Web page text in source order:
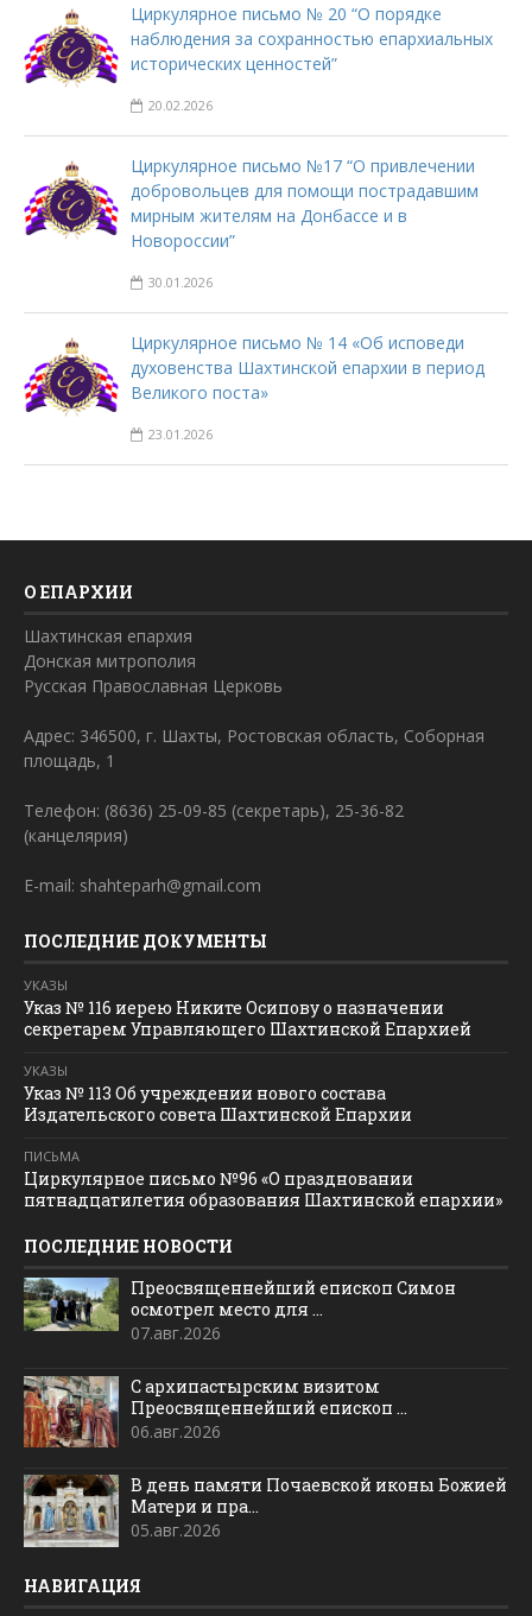
Циркулярное письмо № 20 “О порядке
наблюдения за сохранностью епархиальных
исторических ценностей”
20.02.2026
Циркулярное письмо №17 “О привлечении
добровольцев для помощи пострадавшим
мирным жителям на Донбассе и в
Новороссии”
30.01.2026
Циркулярное письмо № 14 «Об исповеди
духовенства Шахтинской епархии в период
Великого поста»
23.01.2026
О ЕПАРХИИ
Шахтинская епархия
Донская митрополия
Русская Православная Церковь
Адрес: 346500, г. Шахты, Ростовская область, Соборная
площадь, 1
Телефон: (8636) 25-09-85 (секретарь), 25-36-82
(канцелярия)
E-mail: shahteparh@gmail.com
ПОСЛЕДНИЕ ДОКУМЕНТЫ
УКАЗЫ
Указ № 116 иерею Никите Осипову о назначении
секретарем Управляющего Шахтинской Епархией
УКАЗЫ
Указ № 113 Об учреждении нового состава
Издательского совета Шахтинской Епархии
ПИСЬМА
Циркулярное письмо №96 «О праздновании
пятнадцатилетия образования Шахтинской епархии»
ПОСЛЕДНИЕ НОВОСТИ
Преосвященнейший епископ Симон
осмотрел место для ...
07.авг.2026
С архипастырским визитом
Преосвященнейший епископ ...
06.авг.2026
В день памяти Почаевской иконы Божией
Матери и пра...
05.авг.2026
НАВИГАЦИЯ